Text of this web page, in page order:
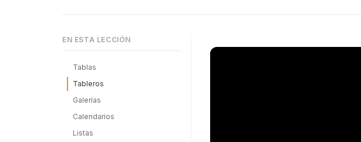
EN ESTA LECCIÓN
Tablas
Tableros
Galerías
Calendarios
Listas